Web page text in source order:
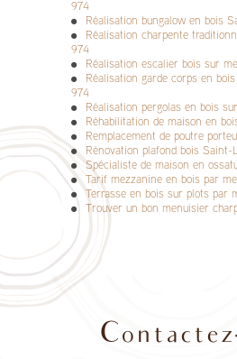
974
Réalisation bungalow en bois
Réalisation charpente
974
Réalisation escalier bois sur
Réalisation garde corps en
974
Réalisation pergolas en bois
Réhabilitation de maison en
Remplacement de poutre
Rénovation plafond bois Saint-
Spécialiste de maison en
Tarif mezzanine en bois par
Terrasse en bois sur plots par
Trouver un bon menuisier